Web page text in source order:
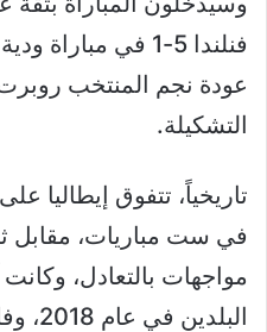
فنلندا 5-1 في
عودة نجم المنتخب
التشكيلة.
تاريخياً، تتفوق إيطاليا
في ست مباريات، مقابل
مواجهات بالتعادل،